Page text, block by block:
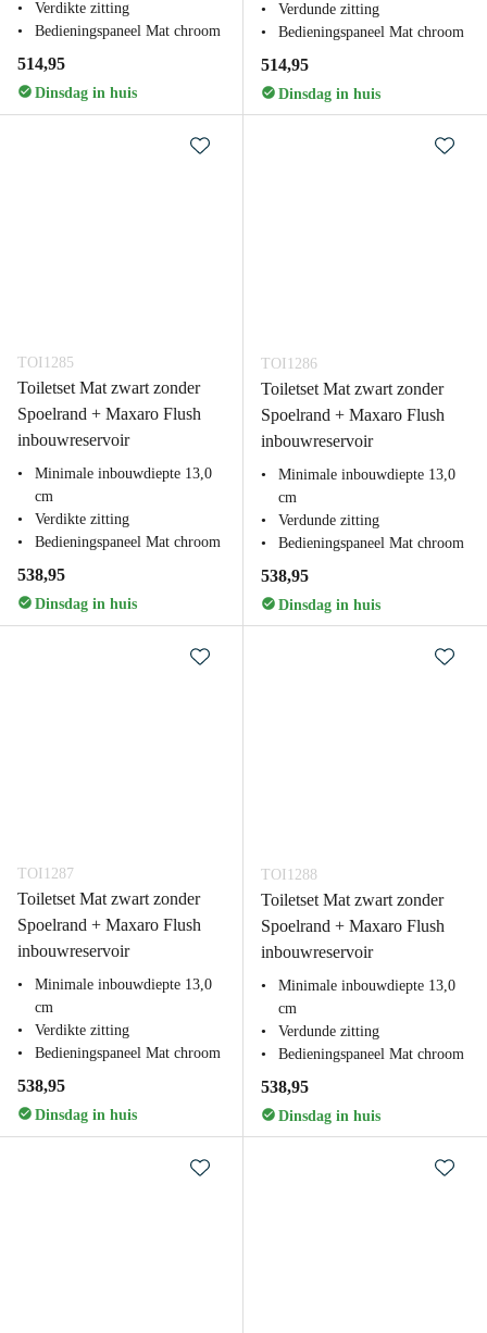
Verdikte zitting
Bedieningspaneel Mat chroom
514,95
Dinsdag in huis
Verdunde zitting
Bedieningspaneel Mat chroom
514,95
Dinsdag in huis
TOI1285
Toiletset Mat zwart zonder
Spoelrand + Maxaro Flush
inbouwreservoir
Minimale inbouwdiepte 13,0
cm
Verdikte zitting
Bedieningspaneel Mat chroom
538,95
Dinsdag in huis
TOI1286
Toiletset Mat zwart zonder
Spoelrand + Maxaro Flush
inbouwreservoir
Minimale inbouwdiepte 13,0
cm
Verdunde zitting
Bedieningspaneel Mat chroom
538,95
Dinsdag in huis
TOI1287
Toiletset Mat zwart zonder
Spoelrand + Maxaro Flush
inbouwreservoir
Minimale inbouwdiepte 13,0
cm
Verdikte zitting
Bedieningspaneel Mat chroom
538,95
Dinsdag in huis
TOI1288
Toiletset Mat zwart zonder
Spoelrand + Maxaro Flush
inbouwreservoir
Minimale inbouwdiepte 13,0
cm
Verdunde zitting
Bedieningspaneel Mat chroom
538,95
Dinsdag in huis